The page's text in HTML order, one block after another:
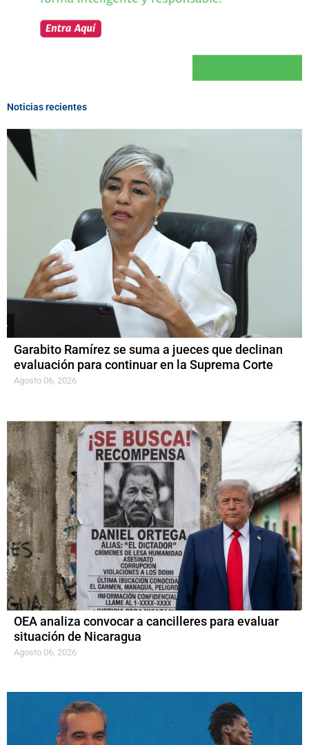
Noticias recientes
Garabito Ramírez se suma a jueces que declinan
evaluación para continuar en la Suprema Corte
Agosto 06, 2026
OEA analiza convocar a cancilleres para evaluar
situación de Nicaragua
Agosto 06, 2026